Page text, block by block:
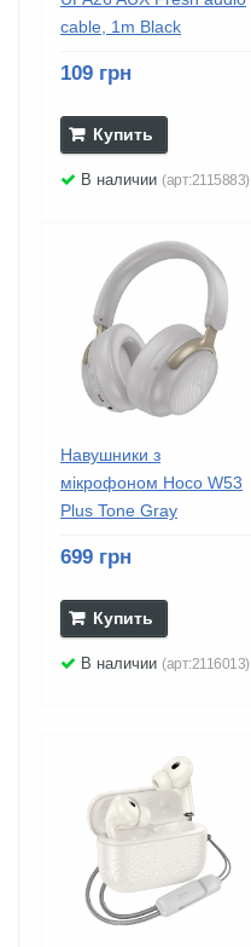
cable, 1m Black
109 грн
Купить
В наличии (арт:2115883)
Навушники з
мікрофоном Hoco W53
Plus Tone Gray
699 грн
Купить
В наличии (арт:2116013)